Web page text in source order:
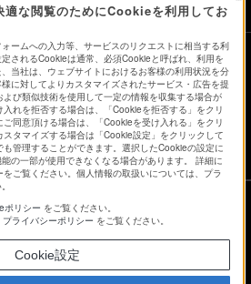
適な閲覧のためにCookieを利用してお
ームへの入力等、サービスのリクエストに相当する利
されるCookieは通常、必須Cookieと呼ばれ、利用を
当社は、ウェブサイトにおけるお客様の利用状況を分
に対してよりカスタマイズされたサービス・広告を提
び類似技術を使用して一定の情報を収集する場合が
れを拒否する場合は、「Cookieを拒否する」をクリ
同意頂ける場合は、「Cookieを受け入れる」をクリ
タマイズする場合は「Cookie設定」をクリックして
管理することができます。選択したCookieの設定に
の一部が使用できなくなる場合があります。 詳細に
ご覧ください。個人情報の取扱いについては、プラ
ポリシー をご覧ください。
プライバシーポリシー をご覧ください。
Cookie設定
物にあたって
特約店のご案内
ニュースリリース
My Sony 利用規約
プライバシーポリシー
しい表示への取り組み